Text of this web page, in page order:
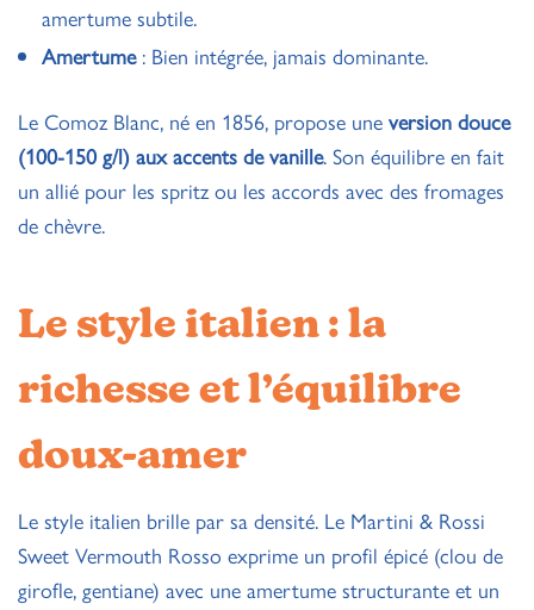
amertume subtile.
Amertume: Bien intégrée, jamais dominante.
Le Comoz Blanc, né en 1856, propose une version douce
(100-150 g/l) aux accents de vanille. Son équilibre en fait
un allié pour les spritz ou les accords avec des fromages
de chèvre.
Le style italien : la
richesse et l’équilibre
doux-amer
Le style italien brille par sa densité. Le Martini & Rossi
Sweet Vermouth Rosso exprime un profil épicé (clou de
girofle, gentiane) avec une amertume structurante et un